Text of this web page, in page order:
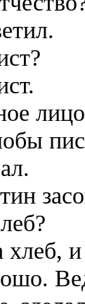
лицо
и